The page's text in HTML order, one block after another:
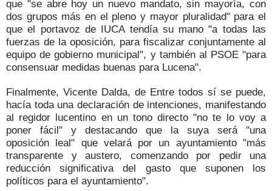
que "se abre hoy un nuevo mandato, sin mayoría, con
dos grupos más en el pleno y mayor pluralidad" para el
que el portavoz de IUCA tendía su mano "a todas las
fuerzas de la oposición, para fiscalizar conjuntamente al
equipo de gobierno municipal", y también al PSOE "para
consensuar medidas buenas para Lucena".
Finalmente, Vicente Dalda, de Entre todos sí se puede,
hacía toda una declaración de intenciones, manifestando
al regidor lucentino en un tono directo "no te lo voy a
poner fácil" y destacando que la suya será "una
oposición leal" que velará por un ayuntamiento "más
transparente y austero, comenzando por pedir una
reducción significativa del gasto que suponen los
políticos para el ayuntamiento".